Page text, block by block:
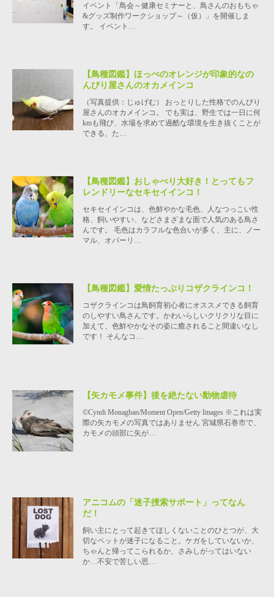
イベント「鳥会～健康セミナーと、鳥さんのおもちゃ
&グッズ制作ワークショップ～（仮）」を開催しま
す。 イベント…
【鳥種図鑑】ほっぺのオレンジが印象的なの
んびり屋さんのオカメインコ
（写真提供：じゅげむ） おっとりした性格でのんびり
屋さんのオカメインコ。 でも実は、野生では一日に何
kmも飛び、水場を求めて過酷な環境を生き抜くことが
できる、た…
【鳥種図鑑】おしゃべり大好き！とってもフ
レンドリーなセキセイインコ！
セキセイインコは、色鮮やかな毛色、人なつっこい性
格、飼いやすい、などさまざまな面で人気のある鳥さ
んです。 毛色はカラフルな色合いが多く、主に、ノー
マル、オパーリ…
【鳥種図鑑】愛情たっぷりコザクラインコ！
コザクラインコは鳥飼育初心者にオススメできる飼育
のしやすい鳥さんです。かわいらしいクリクリな目に
加えて、色鮮やかなその姿に癒されること間違いなし
です！ そんなコ…
【矢カモメ事件】後を絶たない動物虐待
©Cyndi Monaghan/Moment Open/Getty Images ※これは実
際の矢カモメの写真ではありません 宮城県石巻市で、
カモメの頭部に矢が…
アニコムの「迷子捜索サポート」ってなん
だ！
飼い主にとって起きてほしくないことのひとつが、大
切なペットが迷子になること。ケガをしていないか、
ちゃんと帰ってこられるか、さみしがってはいない
か…不安で苦しい思…